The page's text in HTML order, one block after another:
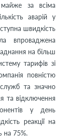
за всіма
аварій у
швидкість
впроваджена
на більш
тарифів зі
повністю
та значно
та відключення
у день
реакції на
на 75%.